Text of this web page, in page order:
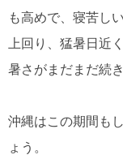
も高めで、寝苦し
上回り、猛暑日近
暑さがまだまだ続
沖縄はこの期間も
ょう。